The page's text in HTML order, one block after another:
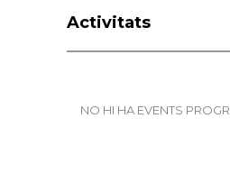
Activitats
NO HI HA EVENTS